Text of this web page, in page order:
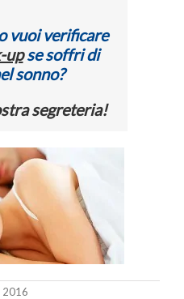
vuoi verificare
upse soffri di
sonno?
segreteria!
2016